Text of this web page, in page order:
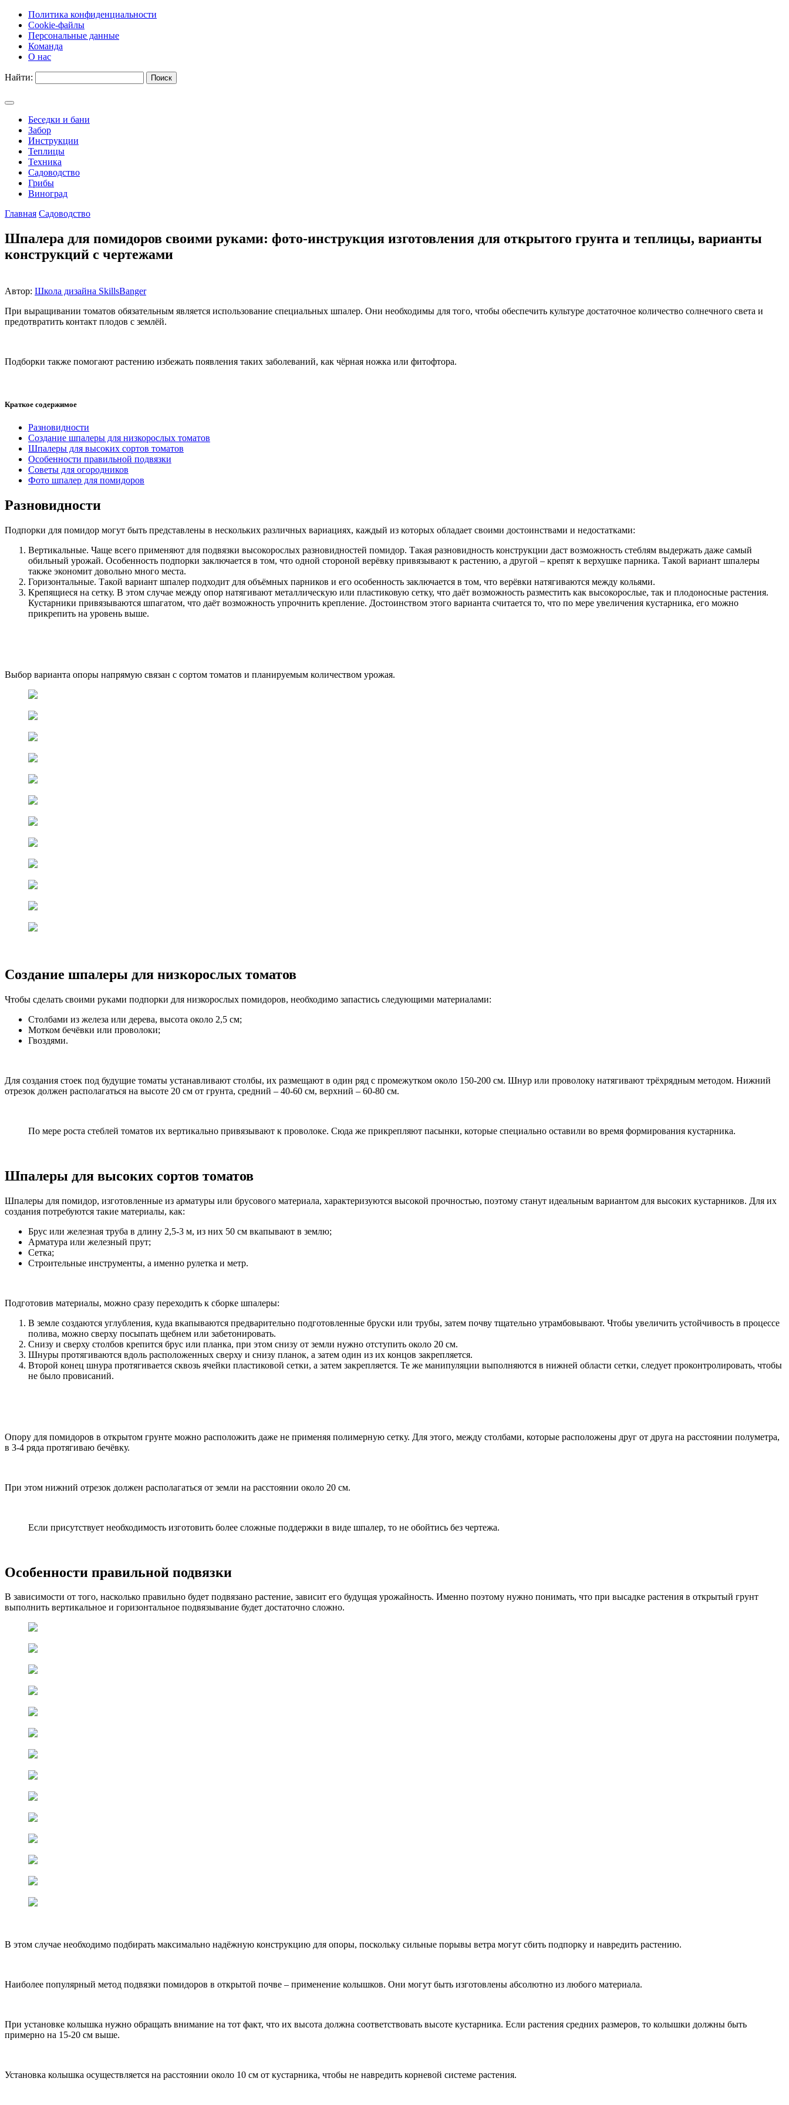
Политика конфиденциальности
Cookie-файлы
Персональные данные
Команда
О нас
Найти:
Беседки и бани
Забор
Инструкции
Теплицы
Техника
Садоводство
Грибы
Виноград
Главная Садоводство
Шпалера для помидоров своими руками: фото-инструкция изготовления для открытого грунта и теплицы, варианты
конструкций с чертежами
Автор: Школа дизайна SkillsBanger
При выращивании томатов обязательным является использование специальных шпалер. Они необходимы для того, чтобы обеспечить культуре достаточное количество солнечного света и
предотвратить контакт плодов с землёй.
Подборки также помогают растению избежать появления таких заболеваний, как чёрная ножка или фитофтора.
Краткое содержимое
Разновидности
Создание шпалеры для низкорослых томатов
Шпалеры для высоких сортов томатов
Особенности правильной подвязки
Советы для огородников
Фото шпалер для помидоров
Разновидности
Подпорки для помидор могут быть представлены в нескольких различных вариациях, каждый из которых обладает своими достоинствами и недостатками:
Вертикальные. Чаще всего применяют для подвязки высокорослых разновидностей помидор. Такая разновидность конструкции даст возможность стеблям выдержать даже самый
обильный урожай. Особенность подпорки заключается в том, что одной стороной верёвку привязывают к растению, а другой – крепят к верхушке парника. Такой вариант шпалеры
также экономит довольно много места.
Горизонтальные. Такой вариант шпалер подходит для объёмных парников и его особенность заключается в том, что верёвки натягиваются между кольями.
Крепящиеся на сетку. В этом случае между опор натягивают металлическую или пластиковую сетку, что даёт возможность разместить как высокорослые, так и плодоносные растения.
Кустарники привязываются шпагатом, что даёт возможность упрочнить крепление. Достоинством этого варианта считается то, что по мере увеличения кустарника, его можно
прикрепить на уровень выше.
Выбор варианта опоры напрямую связан с сортом томатов и планируемым количеством урожая.
Создание шпалеры для низкорослых томатов
Чтобы сделать своими руками подпорки для низкорослых помидоров, необходимо запастись следующими материалами:
Столбами из железа или дерева, высота около 2,5 см;
Мотком бечёвки или проволоки;
Гвоздями.
Для создания стоек под будущие томаты устанавливают столбы, их размещают в один ряд с промежутком около 150-200 см. Шнур или проволоку натягивают трёхрядным методом. Нижний
отрезок должен располагаться на высоте 20 см от грунта, средний – 40-60 см, верхний – 60-80 см.
По мере роста стеблей томатов их вертикально привязывают к проволоке. Сюда же прикрепляют пасынки, которые специально оставили во время формирования кустарника.
Шпалеры для высоких сортов томатов
Шпалеры для помидор, изготовленные из арматуры или брусового материала, характеризуются высокой прочностью, поэтому станут идеальным вариантом для высоких кустарников. Для их
создания потребуются такие материалы, как:
Брус или железная труба в длину 2,5-3 м, из них 50 см вкапывают в землю;
Арматура или железный прут;
Сетка;
Строительные инструменты, а именно рулетка и метр.
Подготовив материалы, можно сразу переходить к сборке шпалеры:
В земле создаются углубления, куда вкапываются предварительно подготовленные бруски или трубы, затем почву тщательно утрамбовывают. Чтобы увеличить устойчивость в процессе
полива, можно сверху посыпать щебнем или забетонировать.
Снизу и сверху столбов крепится брус или планка, при этом снизу от земли нужно отступить около 20 см.
Шнуры протягиваются вдоль расположенных сверху и снизу планок, а затем один из их концов закрепляется.
Второй конец шнура протягивается сквозь ячейки пластиковой сетки, а затем закрепляется. Те же манипуляции выполняются в нижней области сетки, следует проконтролировать, чтобы
не было провисаний.
Опору для помидоров в открытом грунте можно расположить даже не применяя полимерную сетку. Для этого, между столбами, которые расположены друг от друга на расстоянии полуметра,
в 3-4 ряда протягиваю бечёвку.
При этом нижний отрезок должен располагаться от земли на расстоянии около 20 см.
Если присутствует необходимость изготовить более сложные поддержки в виде шпалер, то не обойтись без чертежа.
Особенности правильной подвязки
В зависимости от того, насколько правильно будет подвязано растение, зависит его будущая урожайность. Именно поэтому нужно понимать, что при высадке растения в открытый грунт
выполнить вертикальное и горизонтальное подвязывание будет достаточно сложно.
В этом случае необходимо подбирать максимально надёжную конструкцию для опоры, поскольку сильные порывы ветра могут сбить подпорку и навредить растению.
Наиболее популярный метод подвязки помидоров в открытой почве – применение колышков. Они могут быть изготовлены абсолютно из любого материала.
При установке колышка нужно обращать внимание на тот факт, что их высота должна соответствовать высоте кустарника. Если растения средних размеров, то колышки должны быть
примерно на 15-20 см выше.
Установка колышка осуществляется на расстоянии около 10 см от кустарника, чтобы не навредить корневой системе растения.